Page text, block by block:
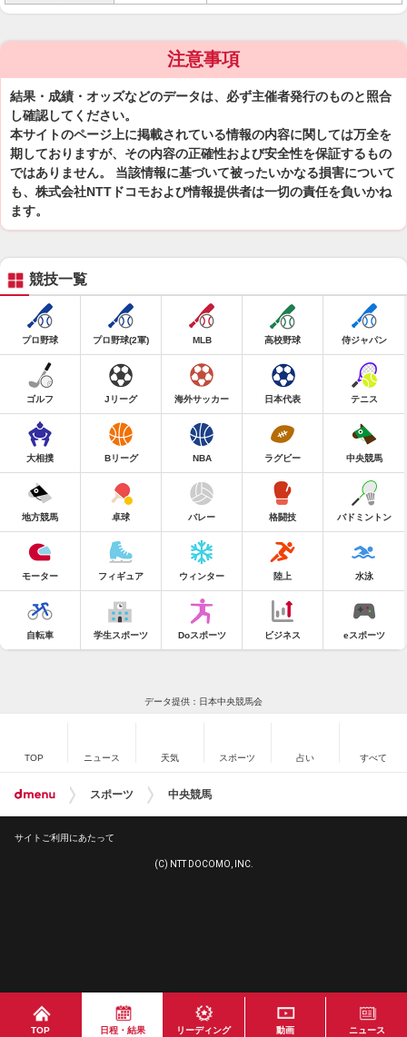
注意事項
結果・成績・オッズなどのデータは、必ず主催者発行のものと照合
し確認してください。
本サイトのページ上に掲載されている情報の内容に関しては万全を
期しておりますが、その内容の正確性および安全性を保証するもの
ではありません。 当該情報に基づいて被ったいかなる損害について
も、株式会社NTTドコモおよび情報提供者は一切の責任を負いかね
ます。
TOP 日程・結果 リーディング 動画 ニュース
競技一覧
プロ野球 プロ野球(2軍) MLB 高校野球 侍ジャパン
ゴルフ Jリーグ 海外サッカー 日本代表 テニス
大相撲 Bリーグ NBA ラグビー 中央競馬
地方競馬 卓球 バレー 格闘技 バドミントン
モーター フィギュア ウィンター 陸上 水泳
自転車 学生スポーツ Doスポーツ ビジネス eスポーツ
データ提供：日本中央競馬会
TOP ニュース 天気 スポーツ 占い すべて
スポーツ 中央競馬
サイトご利用にあたって
(C) NTT DOCOMO, INC.